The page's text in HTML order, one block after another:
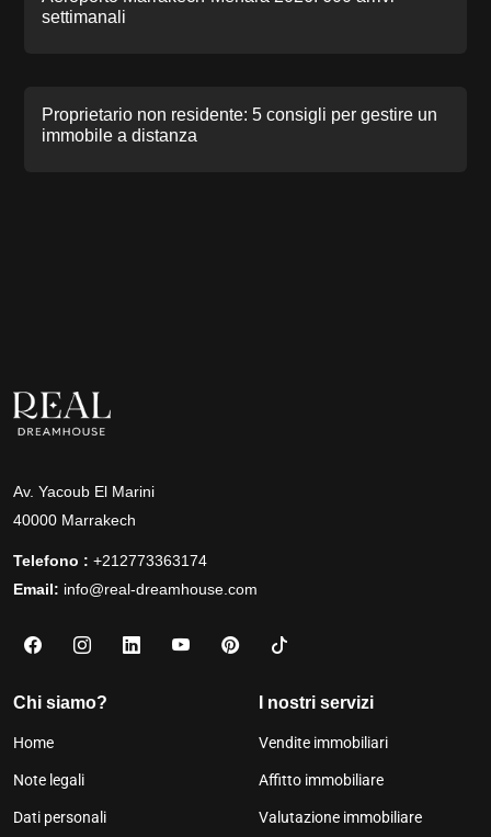
settimanali
Proprietario non residente: 5 consigli per gestire un
immobile a distanza
Av. Yacoub El Marini
40000 Marrakech
Telefono : +212773363174
Email: info@real-dreamhouse.com
Chi siamo?
Home
Note legali
Dati personali
I nostri servizi
Vendite immobiliari
Affitto immobiliare
Valutazione immobiliare